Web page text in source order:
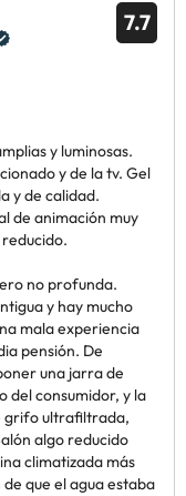
7.7
y luminosas.
y de la tv. Gel
y de calidad.
de animación muy
no profunda.
y hay mucho
mala experiencia
pensión. De
una jarra de
del consumidor, y la
grifo ultrafiltrada,
algo reducido
climatizada más
que el agua estaba